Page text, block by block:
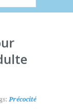
Précocité